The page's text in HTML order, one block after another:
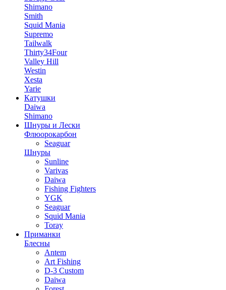
Shimano
Smith
Squid Mania
Supremo
Tailwalk
Thirty34Four
Valley Hill
Westin
Xesta
Yarie
Катушки
Daiwa
Shimano
Шнуры и Лески
Флюорокарбон
Seaguar
Шнуры
Sunline
Varivas
Daiwa
Fishing Fighters
YGK
Seaguar
Squid Mania
Toray
Приманки
Блесны
Antem
Art Fishing
D-3 Custom
Daiwa